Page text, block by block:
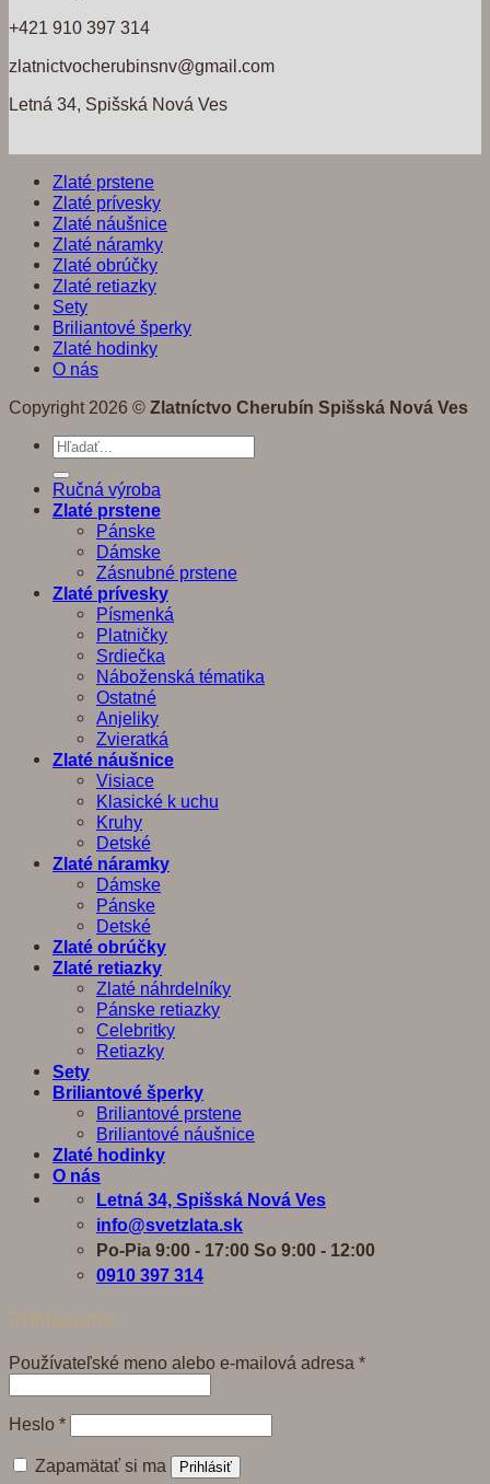
+421 910 397 314
zlatnictvocherubinsnv@gmail.com
Letná 34, Spišská Nová Ves
Zlaté prstene
Zlaté prívesky
Zlaté náušnice
Zlaté náramky
Zlaté obrúčky
Zlaté retiazky
Sety
Briliantové šperky
Zlaté hodinky
O nás
Copyright 2026 © Zlatníctvo Cherubín Spišská Nová Ves
Hľadať:
Ručná výroba
Zlaté prstene
Pánske
Dámske
Zásnubné prstene
Zlaté prívesky
Písmenká
Platničky
Srdiečka
Náboženská tématika
Ostatné
Anjeliky
Zvieratká
Zlaté náušnice
Visiace
Klasické k uchu
Kruhy
Detské
Zlaté náramky
Dámske
Pánske
Detské
Zlaté obrúčky
Zlaté retiazky
Zlaté náhrdelníky
Pánske retiazky
Celebritky
Retiazky
Sety
Briliantové šperky
Briliantové prstene
Briliantové náušnice
Zlaté hodinky
O nás
Letná 34, Spišská Nová Ves
info@svetzlata.sk
Po-Pia 9:00 - 17:00 So 9:00 - 12:00
0910 397 314
Prihlásenie
Používateľské meno alebo e-mailová adresa *Povinné
Heslo *Povinné
Zapamätať si ma Prihlásiť